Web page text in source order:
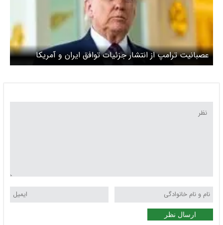
عصبانیت ترامپ از انتشار جزئیات توافق ایران و آمریکا
ارسال نظر